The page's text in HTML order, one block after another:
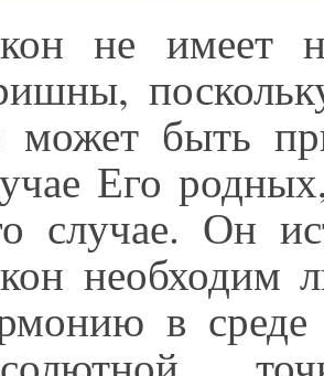
не имеет
может быть
Его
случае. Он
необходим
в